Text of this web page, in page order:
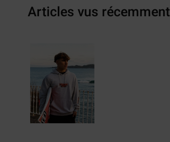
Articles vus récemment